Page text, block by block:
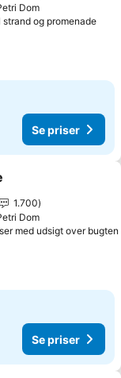
Dom
og promenade
Se priser
1.700
Dom
med udsigt over bugten
Se priser